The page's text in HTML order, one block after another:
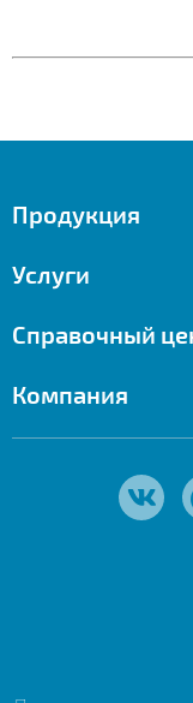
Продукция
Услуги
Справочный
Компания